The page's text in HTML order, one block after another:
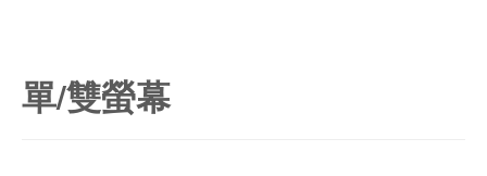
單/雙螢幕